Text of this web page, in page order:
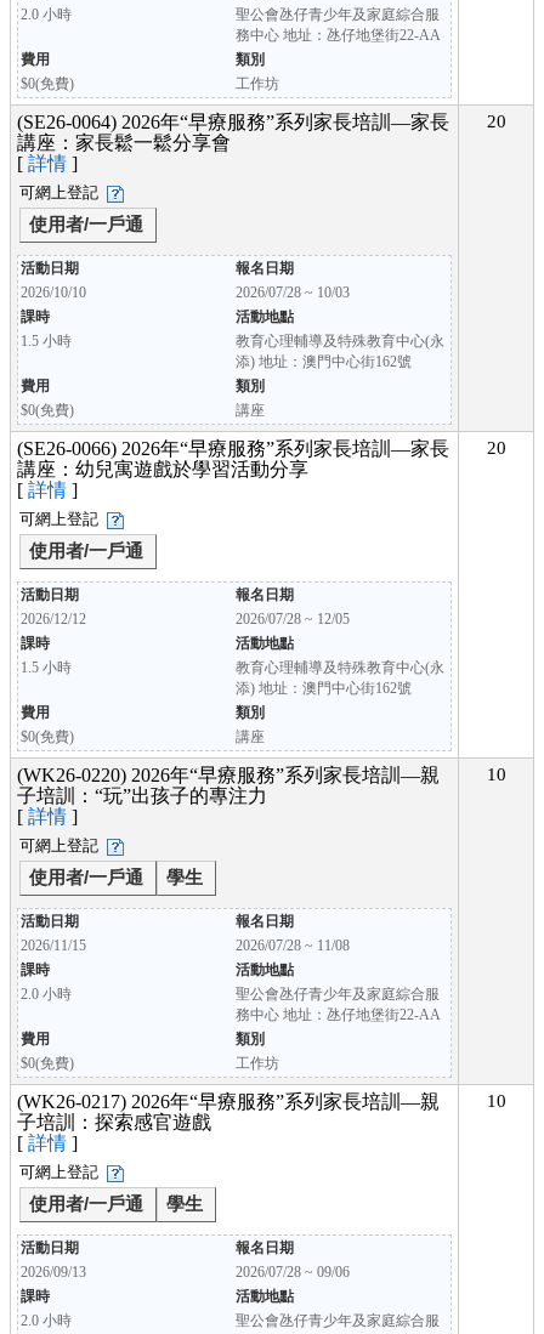
2.0 小時
聖公會氹仔青少年及家庭綜合服
務中心 地址：氹仔地堡街22-AA
費用
類別
$0(免費)
工作坊
(SE26-0064) 2026年“早療服務”系列家長培訓—家長
講座：家長鬆一鬆分享會
[ 詳情 ]
可網上登記
使用者/一戶通
活動日期
報名日期
2026/10/10
2026/07/28 ~ 10/03
課時
活動地點
1.5 小時
教育心理輔導及特殊教育中心(永
添) 地址：澳門中心街162號
費用
類別
$0(免費)
講座
20
(SE26-0066) 2026年“早療服務”系列家長培訓—家長
講座：幼兒寓遊戲於學習活動分享
[ 詳情 ]
可網上登記
使用者/一戶通
活動日期
報名日期
2026/12/12
2026/07/28 ~ 12/05
課時
活動地點
1.5 小時
教育心理輔導及特殊教育中心(永
添) 地址：澳門中心街162號
費用
類別
$0(免費)
講座
20
(WK26-0220) 2026年“早療服務”系列家長培訓—親
子培訓：“玩”出孩子的專注力
[ 詳情 ]
可網上登記
使用者/一戶通 學生
活動日期
報名日期
2026/11/15
2026/07/28 ~ 11/08
課時
活動地點
2.0 小時
聖公會氹仔青少年及家庭綜合服
務中心 地址：氹仔地堡街22-AA
費用
類別
$0(免費)
工作坊
10
(WK26-0217) 2026年“早療服務”系列家長培訓—親
子培訓：探索感官遊戲
[ 詳情 ]
可網上登記
使用者/一戶通 學生
活動日期
報名日期
2026/09/13
2026/07/28 ~ 09/06
課時
活動地點
2.0 小時
聖公會氹仔青少年及家庭綜合服
10